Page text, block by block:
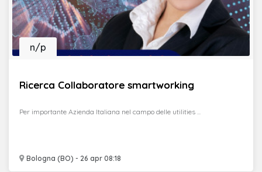
Ricerca Collaboratore smartworking
Bologna (BO) - 26 apr 08:18
n/p
Per importante Azienda Italiana nel campo delle utilities ...